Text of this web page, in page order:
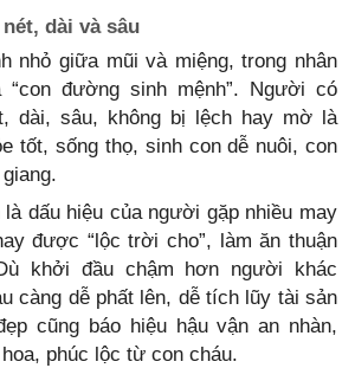
dài và sâu
nhỏ giữa mũi và miệng, trong nhân
đường sinh mệnh”. Người có
dài, sâu, không bị lệch hay mờ là
tốt, sống thọ, sinh con dễ nuôi, con
dấu hiệu của người gặp nhiều may
được “lộc trời cho”, làm ăn thuận
khởi đầu chậm hơn người khác
càng dễ phất lên, dễ tích lũy tài sản
cũng báo hiệu hậu vận an nhàn,
phúc lộc từ con cháu.